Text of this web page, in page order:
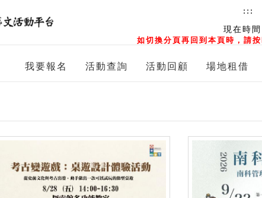
現在時
如切換分頁再回到本頁時，請
:::
我要報名 活動查詢 活動回顧 場地租借